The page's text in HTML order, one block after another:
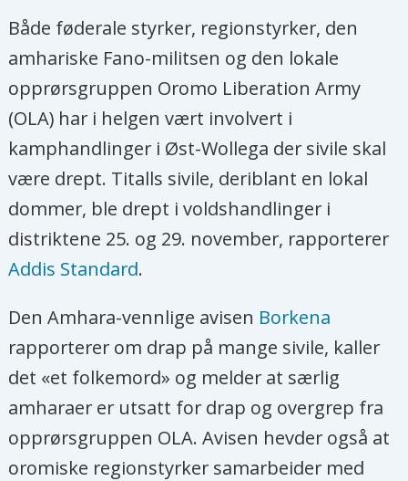
Både føderale styrker, regionstyrker, den
amhariske Fano-militsen og den lokale
opprørsgruppen Oromo Liberation Army
(OLA) har i helgen vært involvert i
kamphandlinger i Øst-Wollega der sivile skal
være drept. Titalls sivile, deriblant en lokal
dommer, ble drept i voldshandlinger i
distriktene 25. og 29. november, rapporterer
Addis Standard.
Den Amhara-vennlige avisen Borkena
rapporterer om drap på mange sivile, kaller
det «et folkemord» og melder at særlig
amharaer er utsatt for drap og overgrep fra
opprørsgruppen OLA. Avisen hevder også at
oromiske regionstyrker samarbeider med